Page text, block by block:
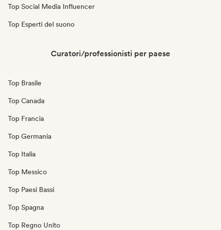
Top Social Media Influencer
Top Esperti del suono
Curatori/professionisti per paese
Top Brasile
Top Canada
Top Francia
Top Germania
Top Italia
Top Messico
Top Paesi Bassi
Top Spagna
Top Regno Unito